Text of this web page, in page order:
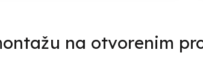
na otvorenim